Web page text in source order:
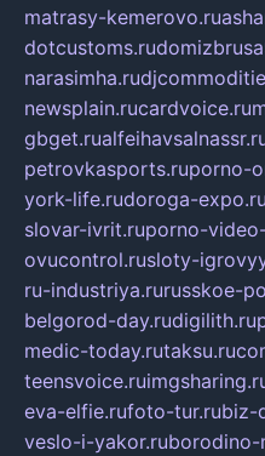
matrasy-kemerovo.ru
dotcustoms.ru
narasimha.ru
newsplain.rucardvoice.ru
gbget.ru
petrovkasports.ruporno-
york-life.rudoroga-expo.ru
slovar-ivrit.ruporno-
ovucontrol.rusloty-
ru-industriya.rurusskoe-
belgorod-day.rudigilith.ru
medic-today.rutaksu.ru
teensvoice.ru
eva-elfie.rufoto-tur.rubiz-
veslo-i-yakor.ruborodino-